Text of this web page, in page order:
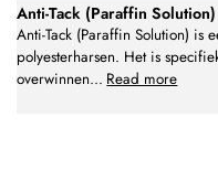
Anti-Tack (Paraffin Solution)
Anti-Tack (Paraffin Solution) is
polyesterharsen. Het is
overwinnen... Read more